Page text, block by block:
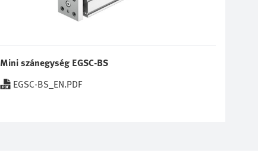
Mini szánegység EGSC-BS
EGSC-BS_EN.PDF